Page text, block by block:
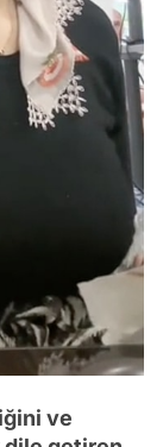
ve